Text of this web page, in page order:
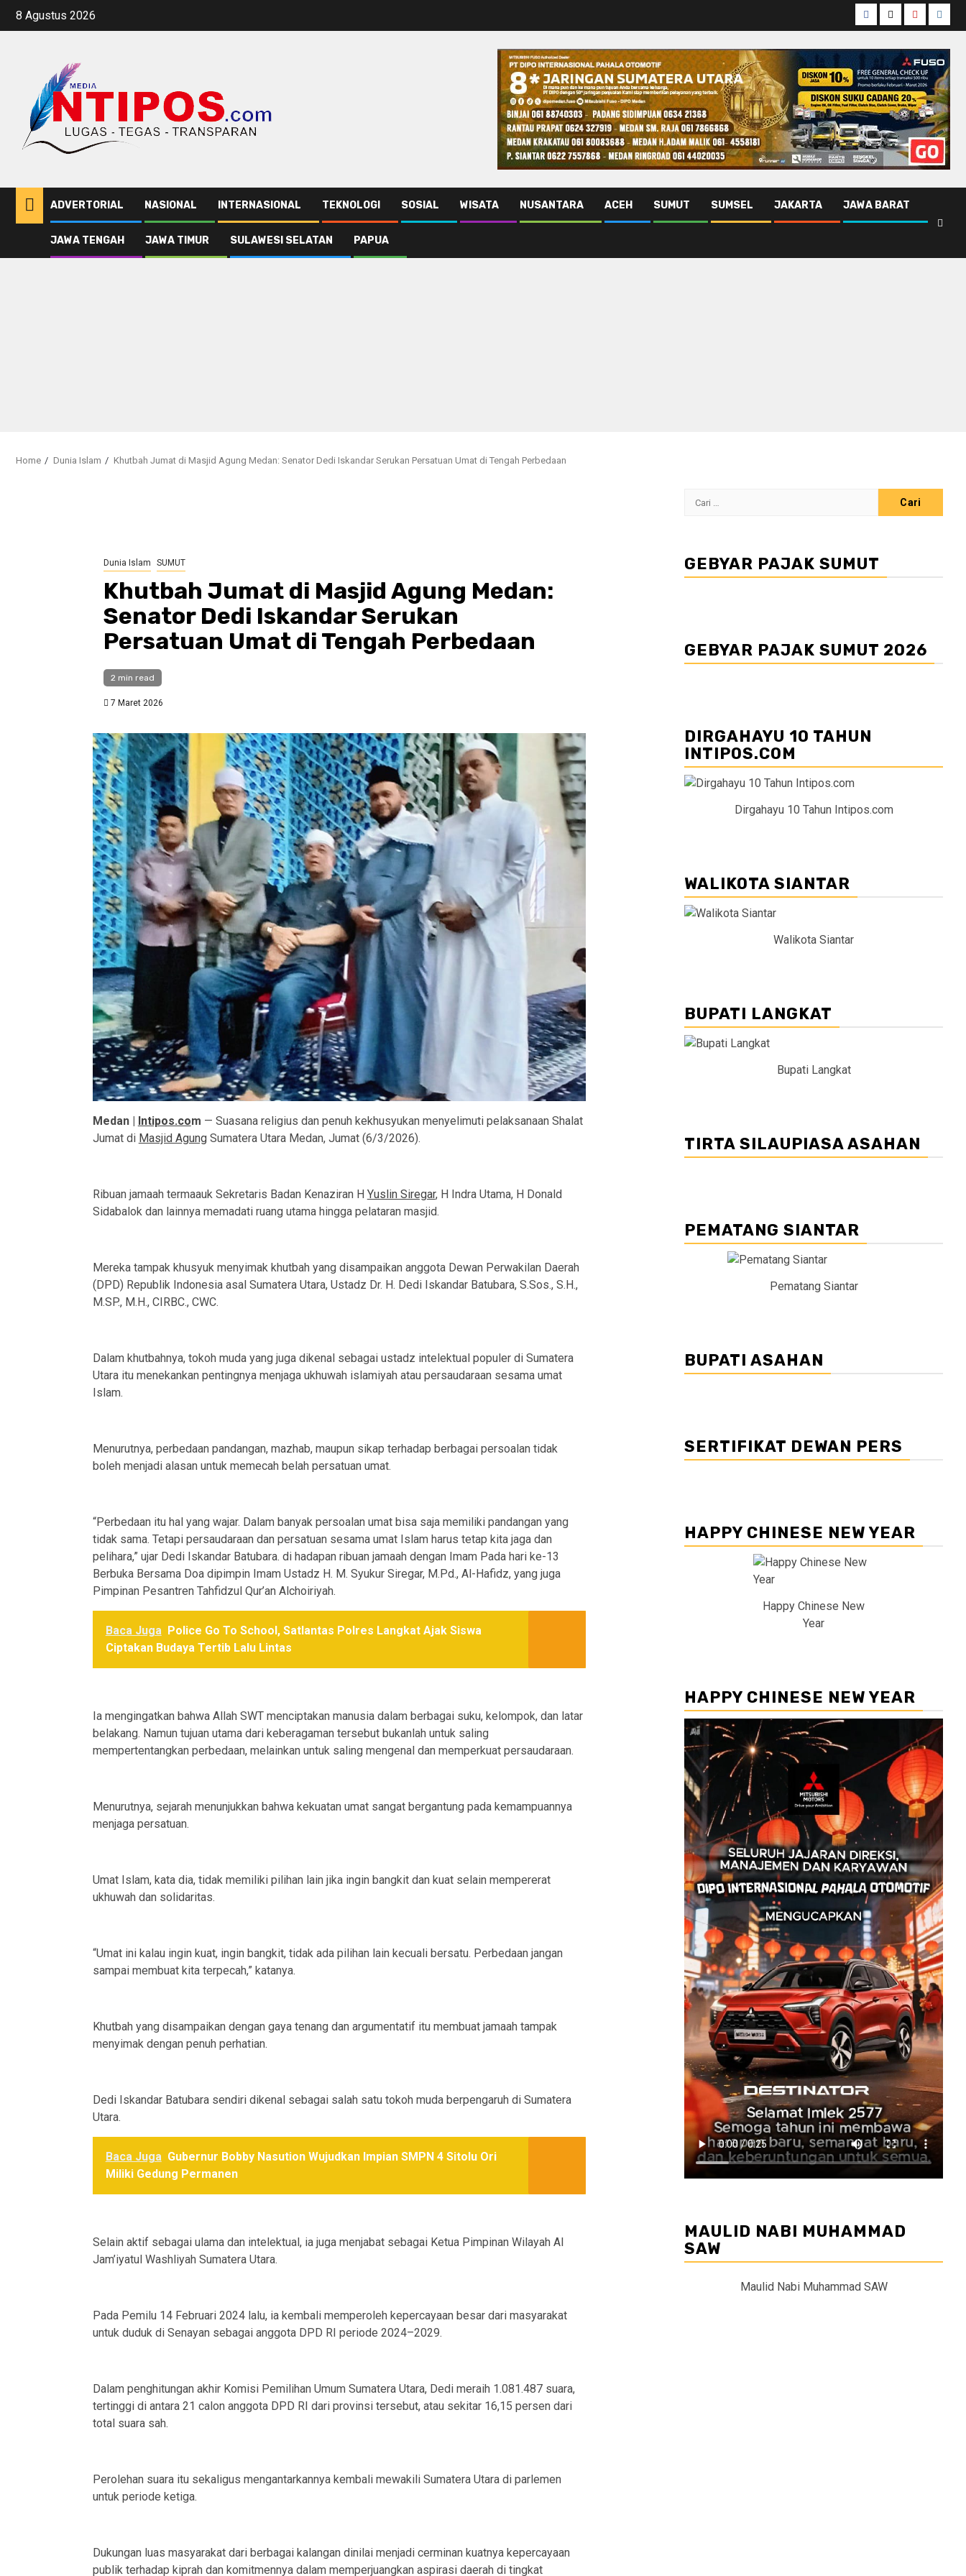
Skip
8 Agustus 2026 Facebook
TwitterYoutube
ADVERTORIAL NASIONAL INTERNASIONAL TEKNOLOGI SOSIAL WISATA NUSANTARA ACEH SUMUT SUMSEL JAKARTA JAWA BARAT
JAWA TENGAH JAWA TIMUR SULAWESI SELATAN PAPUA
Home Dunia Islam Khutbah Jumat di Masjid Agung Medan: Senator Dedi Iskandar Serukan Persatuan Umat di Tengah Perbedaan
Dunia Islam SUMUT
Khutbah Jumat di Masjid Agung Medan:
Senator Dedi Iskandar Serukan
Persatuan Umat di Tengah Perbedaan
2 min read
7 Maret 2026
Medan | Intipos.com — Suasana religius dan penuh kekhusyukan menyelimuti pelaksanaan Shalat
Jumat di Masjid AgungSumatera Utara Medan, Jumat (6/3/2026).
Ribuan jamaah termaauk Sekretaris Badan Kenaziran H Yuslin Siregar, H Indra Utama, H Donald
Sidabalok dan lainnya memadati ruang utama hingga pelataran masjid.
Mereka tampak khusyuk menyimak khutbah yang disampaikan anggota Dewan Perwakilan Daerah
(DPD) Republik Indonesia asal Sumatera Utara, Ustadz Dr. H. Dedi Iskandar Batubara, S.Sos., S.H.,
M.SP., M.H., CIRBC., CWC.
Dalam khutbahnya, tokoh muda yang juga dikenal sebagai ustadz intelektual populer di Sumatera
Utara itu menekankan pentingnya menjaga ukhuwah islamiyah atau persaudaraan sesama umat
Islam.
Menurutnya, perbedaan pandangan, mazhab, maupun sikap terhadap berbagai persoalan tidak
boleh menjadi alasan untuk memecah belah persatuan umat.
“Perbedaan itu hal yang wajar. Dalam banyak persoalan umat bisa saja memiliki pandangan yang
tidak sama. Tetapi persaudaraan dan persatuan sesama umat Islam harus tetap kita jaga dan
pelihara,” ujar Dedi Iskandar Batubara. di hadapan ribuan jamaah dengan Imam Pada hari ke-13
Berbuka Bersama Doa dipimpin Imam Ustadz H. M. Syukur Siregar, M.Pd., Al-Hafidz, yang juga
Pimpinan Pesantren Tahfidzul Qur’an Alchoiriyah.
Baca Juga Police Go To School, Satlantas Polres Langkat Ajak Siswa
Ciptakan Budaya Tertib Lalu Lintas
Ia mengingatkan bahwa Allah SWT menciptakan manusia dalam berbagai suku, kelompok, dan latar
belakang. Namun tujuan utama dari keberagaman tersebut bukanlah untuk saling
mempertentangkan perbedaan, melainkan untuk saling mengenal dan memperkuat persaudaraan.
Menurutnya, sejarah menunjukkan bahwa kekuatan umat sangat bergantung pada kemampuannya
menjaga persatuan.
Umat Islam, kata dia, tidak memiliki pilihan lain jika ingin bangkit dan kuat selain mempererat
ukhuwah dan solidaritas.
“Umat ini kalau ingin kuat, ingin bangkit, tidak ada pilihan lain kecuali bersatu. Perbedaan jangan
sampai membuat kita terpecah,” katanya.
Khutbah yang disampaikan dengan gaya tenang dan argumentatif itu membuat jamaah tampak
menyimak dengan penuh perhatian.
Dedi Iskandar Batubara sendiri dikenal sebagai salah satu tokoh muda berpengaruh di Sumatera
Utara.
Baca Juga Gubernur Bobby Nasution Wujudkan Impian SMPN 4 Sitolu Ori
Miliki Gedung Permanen
Selain aktif sebagai ulama dan intelektual, ia juga menjabat sebagai Ketua Pimpinan Wilayah Al
Jam’iyatul Washliyah Sumatera Utara.
Pada Pemilu 14 Februari 2024 lalu, ia kembali memperoleh kepercayaan besar dari masyarakat
untuk duduk di Senayan sebagai anggota DPD RI periode 2024–2029.
Dalam penghitungan akhir Komisi Pemilihan Umum Sumatera Utara, Dedi meraih 1.081.487 suara,
tertinggi di antara 21 calon anggota DPD RI dari provinsi tersebut, atau sekitar 16,15 persen dari
total suara sah.
Perolehan suara itu sekaligus mengantarkannya kembali mewakili Sumatera Utara di parlemen
untuk periode ketiga.
Dukungan luas masyarakat dari berbagai kalangan dinilai menjadi cerminan kuatnya kepercayaan
publik terhadap kiprah dan komitmennya dalam memperjuangkan aspirasi daerah di tingkat
Cari
GEBYAR PAJAK SUMUT
GEBYAR PAJAK SUMUT 2026
DIRGAHAYU 10 TAHUN
INTIPOS.COM
Dirgahayu 10 Tahun Intipos.com
WALIKOTA SIANTAR
Walikota Siantar
BUPATI LANGKAT
Bupati Langkat
TIRTA SILAUPIASA ASAHAN
PEMATANG SIANTAR
Pematang Siantar
BUPATI ASAHAN
SERTIFIKAT DEWAN PERS
HAPPY CHINESE NEW YEAR
Happy Chinese New
Year
HAPPY CHINESE NEW YEAR
MAULID NABI MUHAMMAD
SAW
Maulid Nabi Muhammad SAW